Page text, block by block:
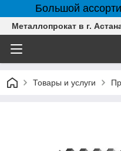
Большой
Металлопрокат в г.
Товары и услуги